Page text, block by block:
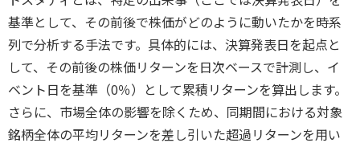
基準として、その前後で株価がどのように動いたかを時系
列で分析する手法です。具体的には、決算発表日を起点と
して、その前後の株価リターンを日次ベースで計測し、イ
ベント日を基準（0％）として累積リターンを算出します。
さらに、市場全体の影響を除くため、同期間における対象
銘柄全体の平均リターンを差し引いた超過リターンを用い